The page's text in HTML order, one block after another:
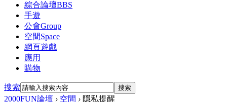
綜合論壇BBS
手遊
公會Group
空間Space
網頁遊戲
應用
購物
搜索 搜索
2000FUN論壇 › 空間 › 隱私提醒